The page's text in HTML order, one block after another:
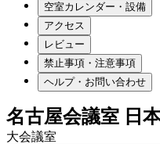
空室カレンダー・設備
アクセス
レビュー
禁止事項・注意事項
ヘルプ・お問い合わせ
名古屋会議室 日
大会議室